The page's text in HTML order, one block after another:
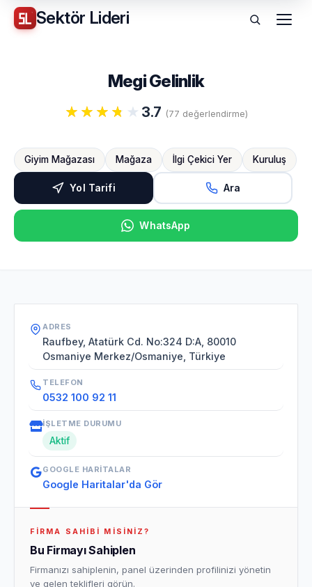
Sektör Lideri Menü
Megi Gelinlik
3.7 (77 değerlendirme)
Giyim Mağazası Mağaza İlgi Çekici Yer Kuruluş
Yol Tarifi Ara
WhatsApp
ADRES
Raufbey, Atatürk Cd. No:324 D:A, 80010
Osmaniye Merkez/Osmaniye, Türkiye
TELEFON
0532 100 92 11
İŞLETME DURUMU
Aktif
GOOGLE HARITALAR
Google Haritalar'da Gör
FIRMA SAHIBI MISINIZ?
Bu Firmayı Sahiplen
Firmanızı sahiplenin, panel üzerinden profilinizi yönetin
ve gelen teklifleri görün.